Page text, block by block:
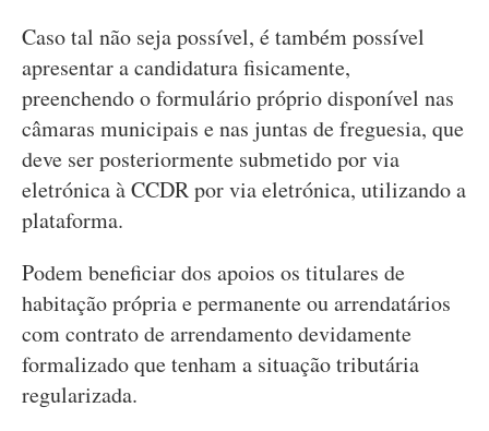
Caso tal não seja possível, é também possível
apresentar a candidatura fisicamente,
preenchendo o formulário próprio disponível nas
câmaras municipais e nas juntas de freguesia, que
deve ser posteriormente submetido por via
eletrónica à CCDR por via eletrónica, utilizando a
plataforma.
Podem beneficiar dos apoios os titulares de
habitação própria e permanente ou arrendatários
com contrato de arrendamento devidamente
formalizado que tenham a situação tributária
regularizada.